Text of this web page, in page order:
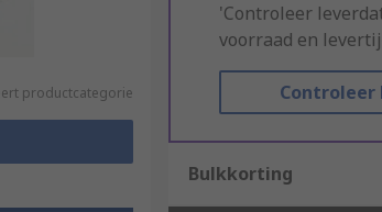
productcategorie
'Controleer
voorraad en
Bulkkorting